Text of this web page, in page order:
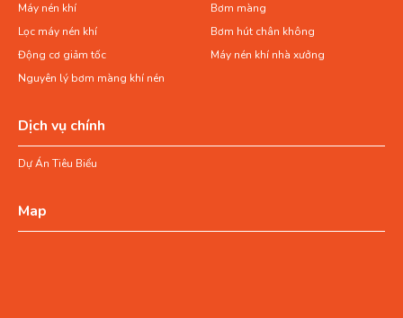
Máy nén khí
Bơm màng
Lọc máy nén khí
Bơm hút chân không
Động cơ giảm tốc
Máy nén khí nhà xưởng
Nguyên lý bơm màng khí nén
Dịch vụ chính
Dự Án Tiêu Biểu
Map